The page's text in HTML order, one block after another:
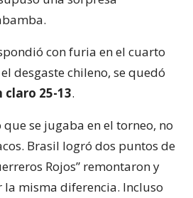
con furia en el cuarto
desgaste chileno, se quedó
claro 25-13.
se jugaba en el torneo, no
Brasil logró dos puntos de
Rojos” remontaron y
misma diferencia. Incluso